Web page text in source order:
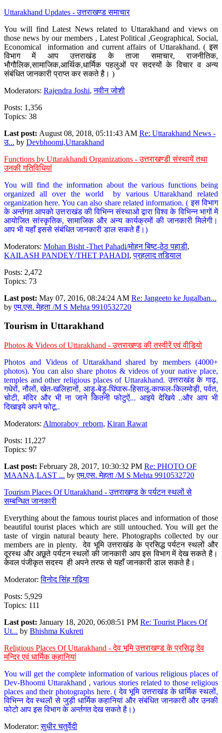
Uttarakhand Updates - उत्तराखण्ड समाचार
You will find Latest News related to Uttarakhand and views on
those news by our members , Latest Political ,Geographical, Social,
Economical information and current affairs of Uttarakhand. ( इस
विभाग में आप उत्तराखंड के ताजा समाचार, राजनीतिक,
भौगौलिक,सामाजिक,आर्थिक,धार्मिक पहलुओं पर सदस्यों के विचार व अन्य
संबंधित जानकारी प्राप्त कर सकते है। )
Moderators: Rajendra Joshi,नवीन जोशी
Posts: 1,356
Topics: 38
Last post: August 08, 2018, 05:11:43 AM Re: Uttarakhand News -
उ... by Devbhoomi,Uttarakhand
Functions by Uttarakhandi Organizations - उत्तराखण्डी संस्थायें तथा
उनकी गतिविधियां
You will find the information about the various functions being
organized all over the world by various Uttarakhand related
organization here. You can also share related information. ( इस विभाग
के अर्न्तगत आपको उत्तराखंड की विभिन्न संस्थाओ द्वारा विश्व के विभिन्न भागों में
आयोजित सांस्कृतिक, सामाजिक और अन्य कार्यक्रमों की जानकारी मिलेगी।
आप भी यहाँ इससे संबंधित जानकारी डाल सकते हैं।)
Moderators: Mohan Bisht -Thet Pahadi/मोहन बिष्ट-ठेठ पहाडी,
KAILASH PANDEY/THET PAHADI,प्रहलाद तडियाल
Posts: 2,472
Topics: 73
Last post: May 07, 2016, 08:24:24 AM Re: Jangeeto ke Jugalban...
byएम.एस. मेहता /M S Mehta 9910532720
Tourism in Uttarakhand
Photos & Videos of Uttarakhand - उत्तराखण्ड की तस्वीरें एवं वीडियो
Photos and Videos of Uttarakhand shared by members (4000+
photos). You can also share photos & videos of your native place,
temples and other religious places of Uttarakhand. उत्तराखंड के गाढ़,
गधेरों, नौलों, खेत-खलिहानों, आड़ू-बेड़ू-घिंघारू-हिसालू-काफल-किलमोड़ी, पर्वत,
चोटी, मंदिर और भी ना जाने कितनी फोटुऐं... आइये देखिये ..और आप भी
दिखाइये अपने फोटू..
Moderators: Almoraboy_reborn, Kiran Rawat
Posts: 11,227
Topics: 97
Last post: February 28, 2017, 10:30:32 PM Re: PHOTO OF
MAANA,LAST ... byएम.एस. मेहता /M S Mehta 9910532720
Tourism Places Of Uttarakhand - उत्तराखण्ड के पर्यटन स्थलों से
सम्बन्धित जानकारी
Everything about the famous tourist places and information of those
beautiful tourist places which are still untouched. You will get the
taste of virgin natural beauty here. Photographs collected by our
members are in plenty. देव भूमि उत्तराखंड के प्रसिद्ध पर्यटन स्थलों और
दूरस्थ और अछूते पर्यटन स्थलों की जानकारी आप इस विभाग में देख सकते है।
केवल पंजीकृत सदस्य ही अपने तरफ से यहाँ जानकारी डाल सकते है।
Moderator:विनोद सिंह गढ़िया
Posts: 5,929
Topics: 111
Last post: January 18, 2020, 06:08:51 PM Re: Tourist Places Of
Ut... by Bhishma Kukreti
Religious Places Of Uttarakhand - देव भूमि उत्तराखण्ड के प्रसिद्ध देव
मन्दिर एवं धार्मिक कहानियां
You will get the complete information of various religious places of
Dev-Bhoomi Uttarakhand , various stories related to those religious
places and their photographs here. ( देव भूमि उत्तराखंड के धार्मिक स्थलों,
विभिन्न देव स्थलों से जुड़ी धार्मिक कहानियां और संबंधित जानकारी और उनकी
फोटो आप इस विभाग के अर्न्तगत देख सकते है।)
Moderator:सुधीर चतुर्वेदी